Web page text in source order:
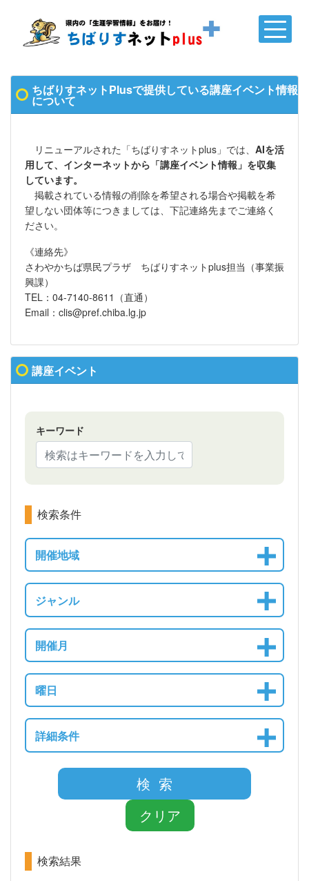
ちばりすネットPlusで提供している講座イベント情報
について
リニューアルされた「ちばりすネットplus」では、 AIを活
用して、インターネットから「講座イベント情報」を収集
しています。
掲載されている情報の削除を希望される場合や掲載を希
望しない団体等につきましては、下記連絡先までご連絡く
ださい。
《連絡先》
さわやかちば県民プラザ ちばりすネットplus担当（事業振
興課）
TEL：04-7140-8611（直通）
Email：clis@pref.chiba.lg.jp
講座イベント
キーワード
検索条件
開催地域
ジャンル
開催月
曜日
詳細条件
検 索
クリア
検索結果